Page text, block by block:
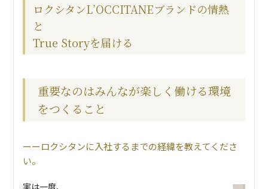
ロクシタンL’OCCITANEブランドの情熱
と
True Storyを届ける
重要なのはみんなが楽しく働ける環境
をつくること
ロクシタンに入社するまでの経緯を教えてくださ
い。
実は一度、